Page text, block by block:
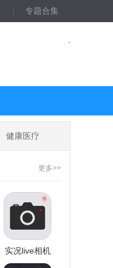
专题合集
健康医疗
更多>>
实况live相机
免费正版